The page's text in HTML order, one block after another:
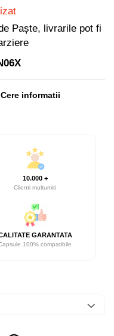
Paște, livrarile pot fi
Cere informatii
10.000 +
Clienti multumiti
GARANTATA
100% compatibile